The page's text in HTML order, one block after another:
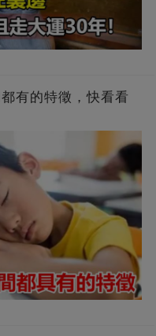
有的特徵，快看看